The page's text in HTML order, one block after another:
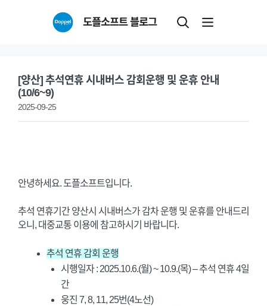
도플소프트 블로그
[양산] 추석연휴 시내버스 감회운행 및 운휴 안내
(10/6~9)
2025-09-25
안녕하세요. 도플소프트입니다.
추석 연휴기간 양산시 시내버스가 감차 운행 및 운휴를 안내드리
오니, 대중교통 이용에 참고하시기 바랍니다.
추석 연휴 감회 운행
시행일자 : 2025.10.6.(월) ~ 10.9.(목) – 추석 연휴 4일
간
웅진 7, 8, 11, 25번(4노선)